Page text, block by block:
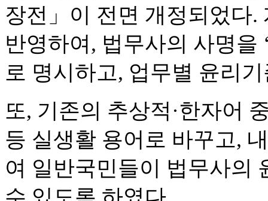
장전」이 전면 개정되었다
반영하여, 법무사의 사명을
로 명시하고, 업무별 윤리
또, 기존의 추상적·한자어
등 실생활 용어로 바꾸고,
여 일반국민들이 법무사의